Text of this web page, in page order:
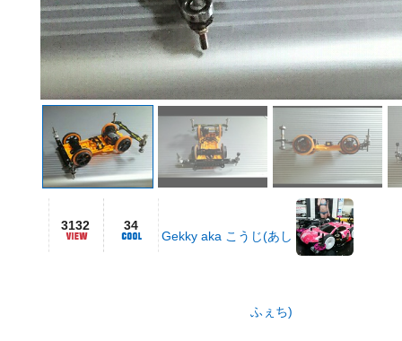
3132 34
Gekky aka こうじ(あし
ふぇち)